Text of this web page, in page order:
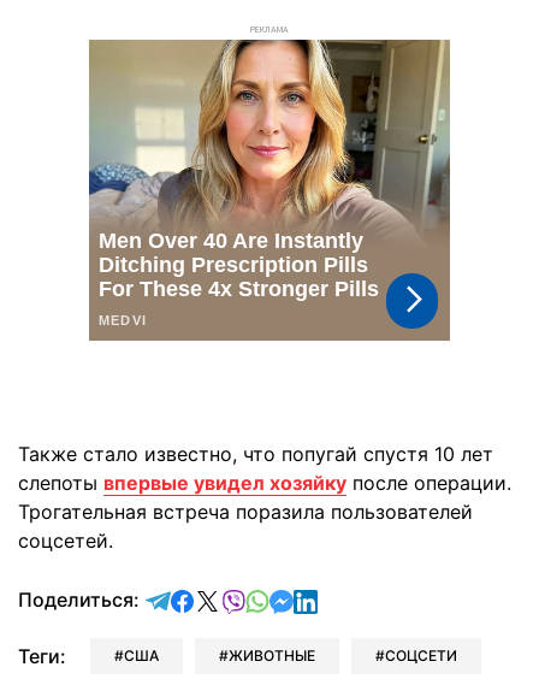
РЕКЛАМА
Также стало известно, что попугай спустя 10 лет
слепоты впервые увидел хозяйку после операции.
Трогательная встреча поразила пользователей
соцсетей.
Поделиться: отправить в Telegram
поделиться в Facebook
поделиться в X
отправить в Viber
отправить в Whatsapp
отправить в Messenger
отправить в LinkedIn
Теги: США ЖИВОТНЫЕ СОЦСЕТИ